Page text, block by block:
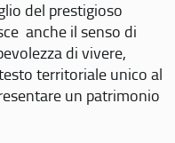
del prestigioso
anche il senso di
di vivere,
territoriale unico al
un patrimonio